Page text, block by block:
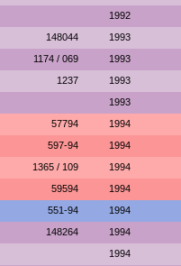
1992
148044 1993
1174 / 069 1993
1237 1993
1993
57794 1994
597-94 1994
1365 / 109 1994
59594 1994
551-94 1994
148264 1994
1994